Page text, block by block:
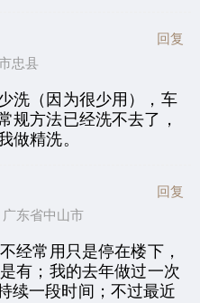
忠县
回复
洗（因为很少用），车
规方法已经洗不去了，
做精洗。
东省中山市
回复
经常用只是停在楼下，
有；我的去年做过一次
续一段时间；不过最近